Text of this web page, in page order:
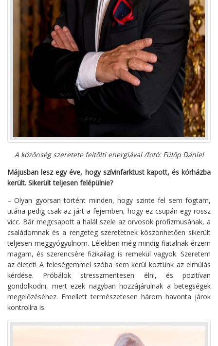
A közönség szeretete feltölti energiával /fotó: Fülöp Dániel
Májusban lesz egy éve, hogy szívinfarktust kapott, és kórházba
került. Sikerült teljesen felépülnie?
– Olyan gyorsan történt minden, hogy szinte fel sem fogtam,
utána pedig csak az járt a fejemben, hogy ez csupán egy rossz
vicc. Bár megcsapott a halál szele az orvosok profizmusának, a
családomnak és a rengeteg szeretetnek köszönhetően sikerült
teljesen meggyógyulnom. Lélekben még mindig fiatalnak érzem
magam, és szerencsére fizikailag is remekül vagyok. Szeretem
az életet! A feleségemmel szóba sem kerül köztünk az elmúlás
kérdése. Próbálok stresszmentesen élni, és pozitívan
gondolkodni, mert ezek nagyban hozzájárulnak a betegségek
megelőzéséhez. Emellett természetesen három havonta járok
kontrollra is.